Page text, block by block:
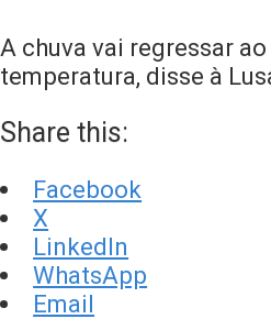
A chuva vai regressar
temperatura, disse à
Share this:
Facebook
X
LinkedIn
WhatsApp
Email